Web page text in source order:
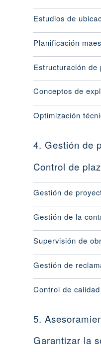
Estudios de
Planificación
Estructuración de
Conceptos de
Optimización
4. Gestión de
Control de
Gestión de
Gestión de la
Supervisión de
Gestión de
Control de calidad
5.
Garantizar la